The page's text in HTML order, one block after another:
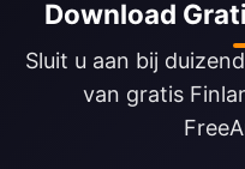
Download
Sluit u aan bij
van gratis